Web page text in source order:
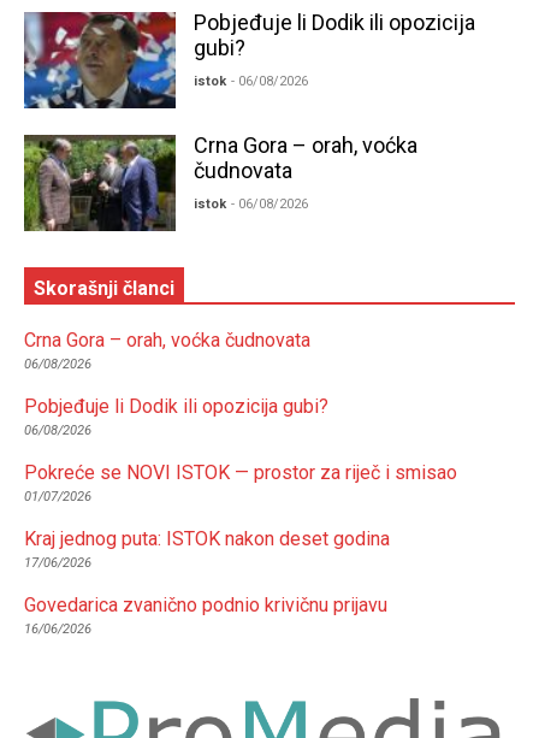
Pobjeđuje li Dodik ili opozicija
gubi?
istok - 06/08/2026
Crna Gora – orah, voćka
čudnovata
istok - 06/08/2026
Skorašnji članci
Crna Gora – orah, voćka čudnovata
06/08/2026
Pobjeđuje li Dodik ili opozicija gubi?
06/08/2026
Pokreće se NOVI ISTOK — prostor za riječ i smisao
01/07/2026
Kraj jednog puta: ISTOK nakon deset godina
17/06/2026
Govedarica zvanično podnio krivičnu prijavu
16/06/2026